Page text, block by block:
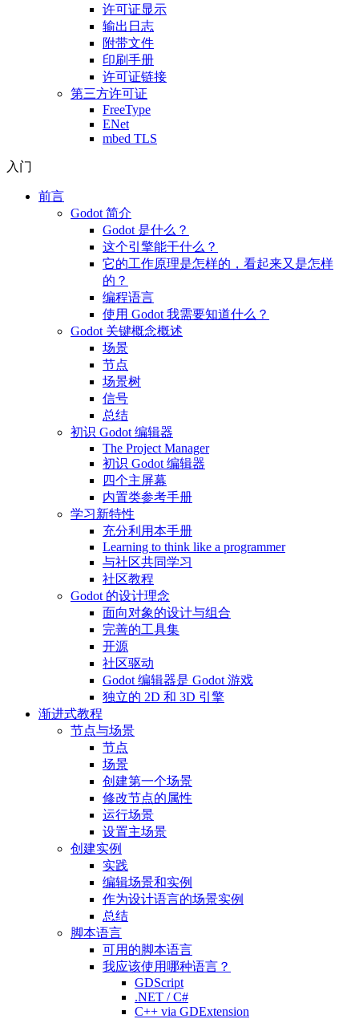
许可证显示
输出日志
附带文件
印刷手册
许可证链接
第三方许可证
FreeType
ENet
mbed TLS
入门
前言
Godot 简介
Godot 是什么？
这个引擎能干什么？
它的工作原理是怎样的，看起来又是怎样
的？
编程语言
使用 Godot 我需要知道什么？
Godot 关键概念概述
场景
节点
场景树
信号
总结
初识 Godot 编辑器
The Project Manager
初识 Godot 编辑器
四个主屏幕
内置类参考手册
学习新特性
充分利用本手册
Learning to think like a programmer
与社区共同学习
社区教程
Godot 的设计理念
面向对象的设计与组合
完善的工具集
开源
社区驱动
Godot 编辑器是 Godot 游戏
独立的 2D 和 3D 引擎
渐进式教程
节点与场景
节点
场景
创建第一个场景
修改节点的属性
运行场景
设置主场景
创建实例
实践
编辑场景和实例
作为设计语言的场景实例
总结
脚本语言
可用的脚本语言
我应该使用哪种语言？
GDScript
.NET / C#
C++ via GDExtension